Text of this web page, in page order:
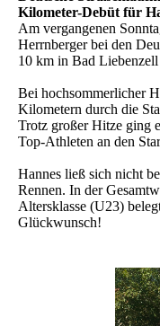
Kilometer-Debüt für
Am vergangenen
Herrnberger bei den
10 km in Bad Liebenzell
Bei hochsommerlicher
Kilometern durch die
Trotz großer Hitze ging
Top-Athleten an den
Hannes ließ sich nicht
Rennen. In der
Altersklasse (U23)
Glückwunsch!